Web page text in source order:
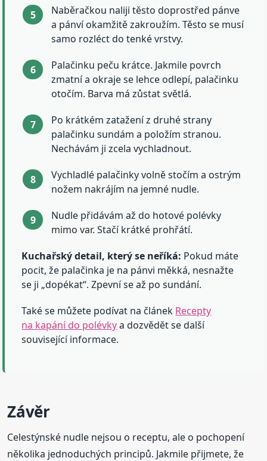
Naběračkou naliji těsto doprostřed pánve
a pánví okamžitě zakroužím. Těsto se musí
samo rozléct do tenké vrstvy.
Palačinku peču krátce. Jakmile povrch
zmatní a okraje se lehce odlepí, palačinku
otočím. Barva má zůstat světlá.
Po krátkém zatažení z druhé strany
palačinku sundám a položím stranou.
Nechávám ji zcela vychladnout.
Vychladlé palačinky volně stočím a ostrým
nožem nakrájím na jemné nudle.
Nudle přidávám až do hotové polévky
mimo var. Stačí krátké prohřátí.
Kuchařský detail, který se neříká: Pokud máte
pocit, že palačinka je na pánvi měkká, nesnažte
se ji „dopékat“. Zpevní se až po sundání.
Také se můžete podívat na článek Recepty
na kapání do polévkya dozvědět se další
související informace.
Závěr
Celestýnské nudle nejsou o receptu, ale o pochopení
několika jednoduchých principů. Jakmile přijmete, že